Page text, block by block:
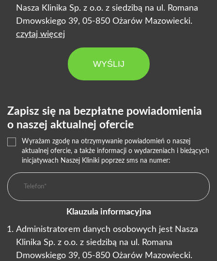
Nasza Klinika Sp. z o.o. z siedzibą na ul. Romana
Dmowskiego 39, 05-850 Ożarów Mazowiecki.
czytaj więcej
WYŚLIJ
Zapisz się na bezpłatne powiadomienia
o naszej aktualnej ofercie
Wyrażam zgodę na otrzymywanie powiadomień o naszej
aktualnej ofercie, a także informacji o wydarzeniach i bieżących
inicjatywach Naszej Kliniki poprzez sms na numer:
Klauzula informacyjna
Administratorem danych osobowych jest Nasza
Klinika Sp. z o.o. z siedzibą na ul. Romana
Dmowskiego 39, 05-850 Ożarów Mazowiecki.